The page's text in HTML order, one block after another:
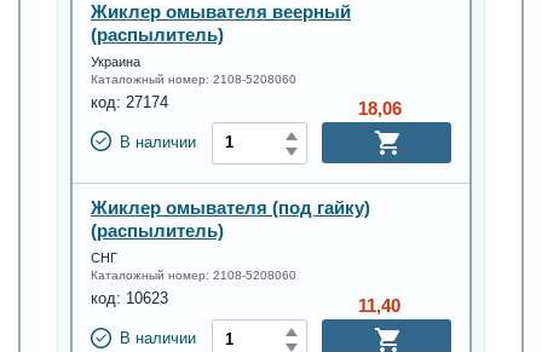
Жиклер омывателя веерный
(распылитель)
Украина
Каталожный номер: 2108-5208060
код: 27174
В наличии
18,06
Жиклер омывателя (под гайку)
(распылитель)
СНГ
Каталожный номер: 2108-5208060
код: 10623
В наличии
11,40